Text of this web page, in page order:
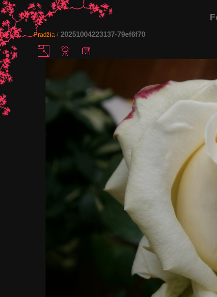
Pradžia/ 20251004223137-79ef6f70